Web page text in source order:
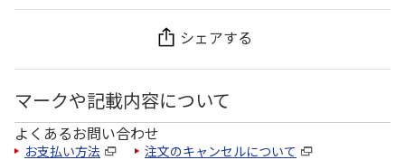
シェアする
マークや記載内容について
よくあるお問い合わせ
お支払い方法 注文のキャンセルについて